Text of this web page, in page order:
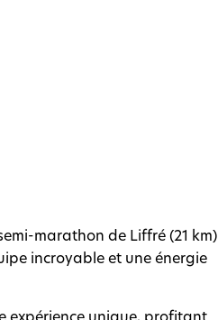
marathon de Liffré (21 km)
incroyable et une énergie